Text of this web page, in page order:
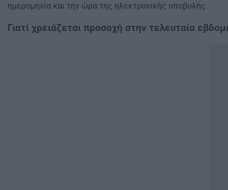
ημερομηνία και την ώρα της ηλεκτρονικής υποβολής.
Γιατί χρειάζεται προσοχή στην τελευταία